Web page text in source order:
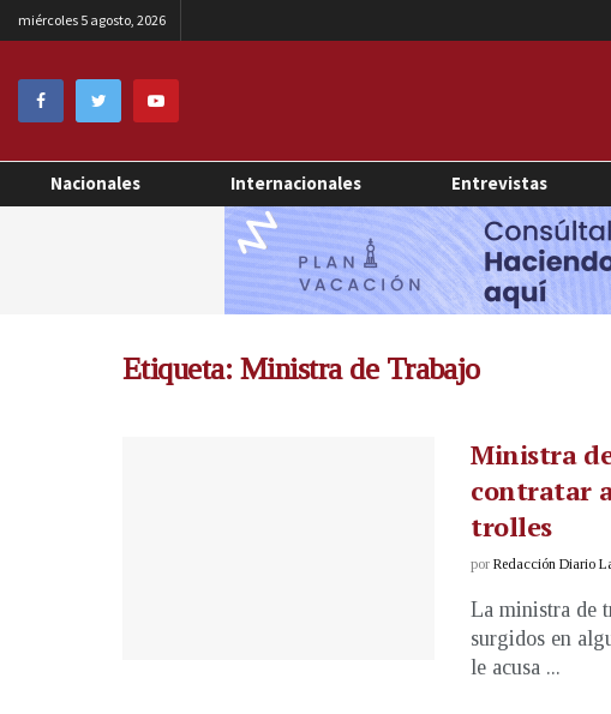
miércoles 5 agosto, 2026
Nacionales Internacionales Entrevistas
Etiqueta: Ministra de Trabajo
Ministra
contratar
trolles
por Redacción Diario
La ministra de
surgidos en
le acusa ...